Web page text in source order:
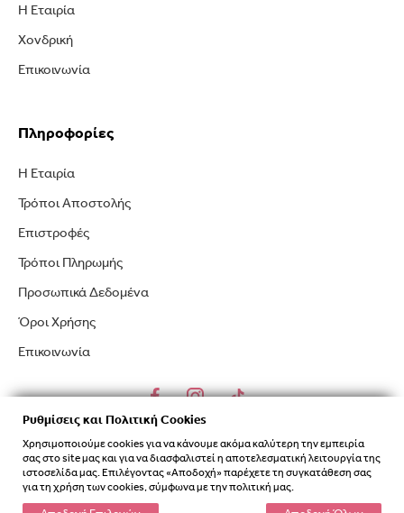
Η Εταιρία
Χονδρική
Επικοινωνία
Πληροφορίες
Η Εταιρία
Τρόποι Αποστολής
Επιστροφές
Τρόποι Πληρωμής
Προσωπικά Δεδομένα
Όροι Χρήσης
Επικοινωνία
Ρυθμίσεις και Πολιτική Cookies
Χρησιμοποιούμε cookies για να κάνουμε ακόμα καλύτερη την εμπειρία
σας στο site μας και για να διασφαλιστεί η αποτελεσματική λειτουργία της
ιστοσελίδα μας. Επιλέγοντας «Αποδοχή» παρέχετε τη συγκατάθεση σας
για τη χρήση των cookies, σύμφωνα με την πολιτική μας.